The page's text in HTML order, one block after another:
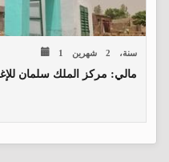
1 سنة، 2 شهرين
مالي: مركز الملك سلمان